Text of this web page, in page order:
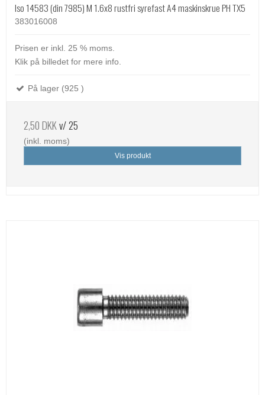
Iso 14583 (din 7985) M 1.6x8 rustfri syrefast A4 maskinskrue PH TX5
383016008
Prisen er inkl. 25 % moms.
Klik på billedet for mere info.
På lager (925 )
2,50 DKKv/ 25
(inkl. moms)
Vis produkt